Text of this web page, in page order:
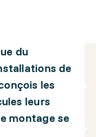
du
de
les
leurs
montage se